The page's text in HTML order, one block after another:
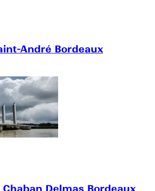
André Bordeaux